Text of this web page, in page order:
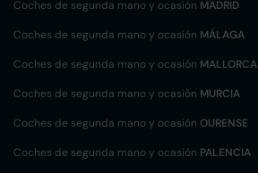
Coches de segunda mano y ocasión MADRID
Coches de segunda mano y ocasión MÁLAGA
Coches de segunda mano y ocasión MALLORCA
Coches de segunda mano y ocasión MURCIA
Coches de segunda mano y ocasión OURENSE
Coches de segunda mano y ocasión PALENCIA